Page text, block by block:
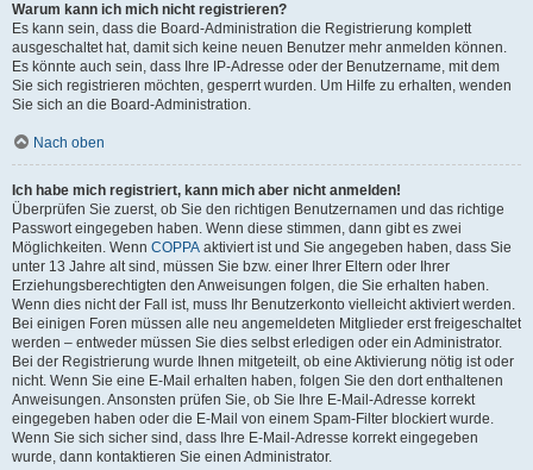
Warum kann ich mich nicht registrieren?
Es kann sein, dass die Board-Administration die Registrierung komplett
ausgeschaltet hat, damit sich keine neuen Benutzer mehr anmelden können.
Es könnte auch sein, dass Ihre IP-Adresse oder der Benutzername, mit dem
Sie sich registrieren möchten, gesperrt wurden. Um Hilfe zu erhalten, wenden
Sie sich an die Board-Administration.
Nach oben
Ich habe mich registriert, kann mich aber nicht anmelden!
Überprüfen Sie zuerst, ob Sie den richtigen Benutzernamen und das richtige
Passwort eingegeben haben. Wenn diese stimmen, dann gibt es zwei
Möglichkeiten. Wenn COPPA aktiviert ist und Sie angegeben haben, dass Sie
unter 13 Jahre alt sind, müssen Sie bzw. einer Ihrer Eltern oder Ihrer
Erziehungsberechtigten den Anweisungen folgen, die Sie erhalten haben.
Wenn dies nicht der Fall ist, muss Ihr Benutzerkonto vielleicht aktiviert werden.
Bei einigen Foren müssen alle neu angemeldeten Mitglieder erst freigeschaltet
werden – entweder müssen Sie dies selbst erledigen oder ein Administrator.
Bei der Registrierung wurde Ihnen mitgeteilt, ob eine Aktivierung nötig ist oder
nicht. Wenn Sie eine E-Mail erhalten haben, folgen Sie den dort enthaltenen
Anweisungen. Ansonsten prüfen Sie, ob Sie Ihre E-Mail-Adresse korrekt
eingegeben haben oder die E-Mail von einem Spam-Filter blockiert wurde.
Wenn Sie sich sicher sind, dass Ihre E-Mail-Adresse korrekt eingegeben
wurde, dann kontaktieren Sie einen Administrator.